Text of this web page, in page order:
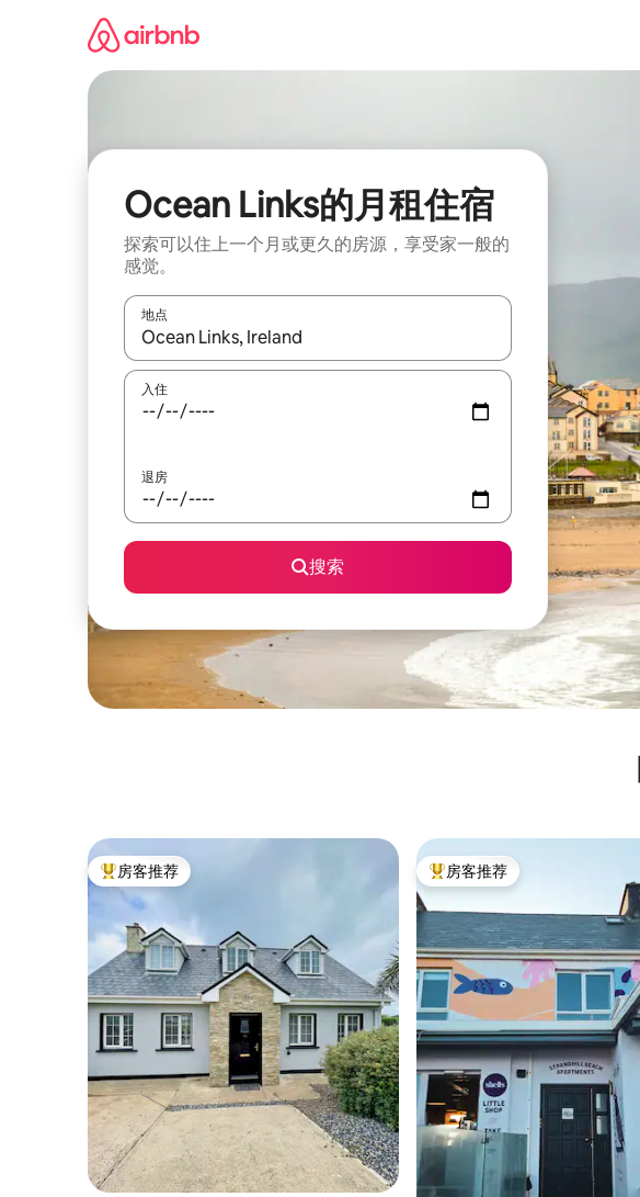
Ocean Links的月租住宿
探索可以住上一个月或更久的房源，享受家一般的
感觉。
地点
如有搜索结果，请使用上下方向键查看，或通过点击或滑动手势浏览。
入住
退房
搜索
热门「房客推荐」
房客推荐 热门「房客推荐」
房客推荐